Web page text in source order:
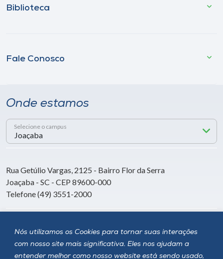
Nós utilizamos os Cookies para tornar suas interações
com nosso site mais significativa. Eles nos ajudam a
entender melhor como nosso website está sendo usado,
Biblioteca
Fale Conosco
Onde estamos
Selecione o campus
Rua Getúlio Vargas, 2125 - Bairro Flor da Serra
Joaçaba - SC - CEP 89600-000
Telefone (49) 3551-2000
Siga a Unoesc